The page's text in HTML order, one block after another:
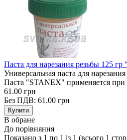
Паста для нарезания резьбы 125
Универсальная паста для
Паста "STANEX" применяется при
61.00 грн
Без ПДВ: 61.00 грн
В обране
До порівняння
Показано з 1 по 1 із 1 (всього 1